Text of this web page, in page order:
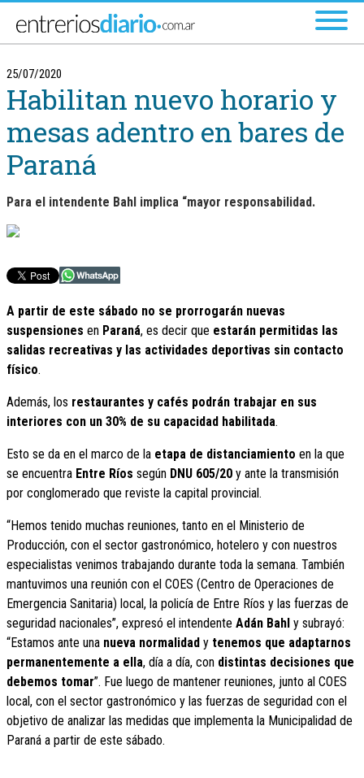
25/07/2020
Habilitan nuevo horario y
mesas adentro en bares de
Paraná
Para el intendente Bahl implica “mayor responsabilidad.
A partir de este sábado no se prorrogarán nuevas
suspensiones en Paraná, es decir que estarán permitidas las
salidas recreativas y las actividades deportivas sin contacto
físico.
Además, los restaurantes y cafés podrán trabajar en sus
interiores con un 30% de su capacidad habilitada.
Esto se da en el marco de la etapa de distanciamiento en la que
se encuentra Entre Ríos según DNU 605/20 y ante la transmisión
por conglomerado que reviste la capital provincial.
“Hemos tenido muchas reuniones, tanto en el Ministerio de
Producción, con el sector gastronómico, hotelero y con nuestros
especialistas venimos trabajando durante toda la semana. También
mantuvimos una reunión con el COES (Centro de Operaciones de
Emergencia Sanitaria) local, la policía de Entre Ríos y las fuerzas de
seguridad nacionales”, expresó el intendente Adán Bahl y subrayó:
“Estamos ante una nueva normalidad y tenemos que adaptarnos
permanentemente a ella, día a día, con distintas decisiones que
debemos tomar”. Fue luego de mantener reuniones, junto al COES
local, con el sector gastronómico y las fuerzas de seguridad con el
objetivo de analizar las medidas que implementa la Municipalidad de
Paraná a partir de este sábado.